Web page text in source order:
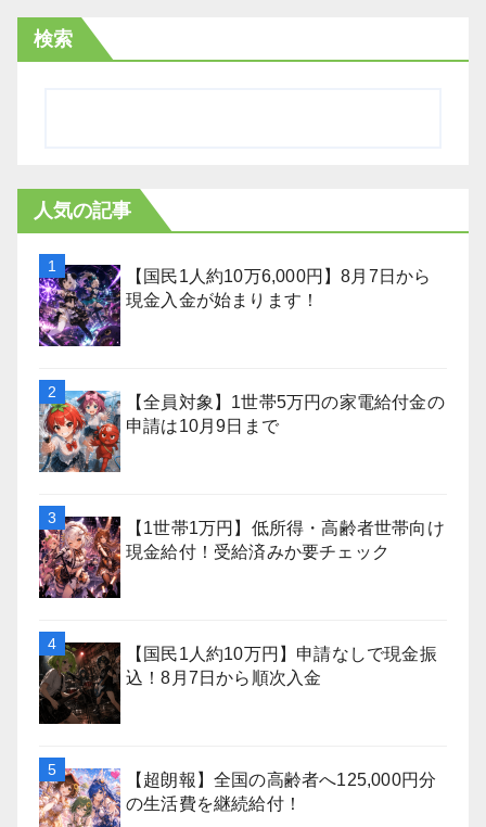
検索
人気の記事
【国民1人約10万6,000円】8月7日から
現金入金が始まります！
【全員対象】1世帯5万円の家電給付金の
申請は10月9日まで
【1世帯1万円】低所得・高齢者世帯向け
現金給付！受給済みか要チェック
【国民1人約10万円】申請なしで現金振
込！8月7日から順次入金
【超朗報】全国の高齢者へ125,000円分
の生活費を継続給付！